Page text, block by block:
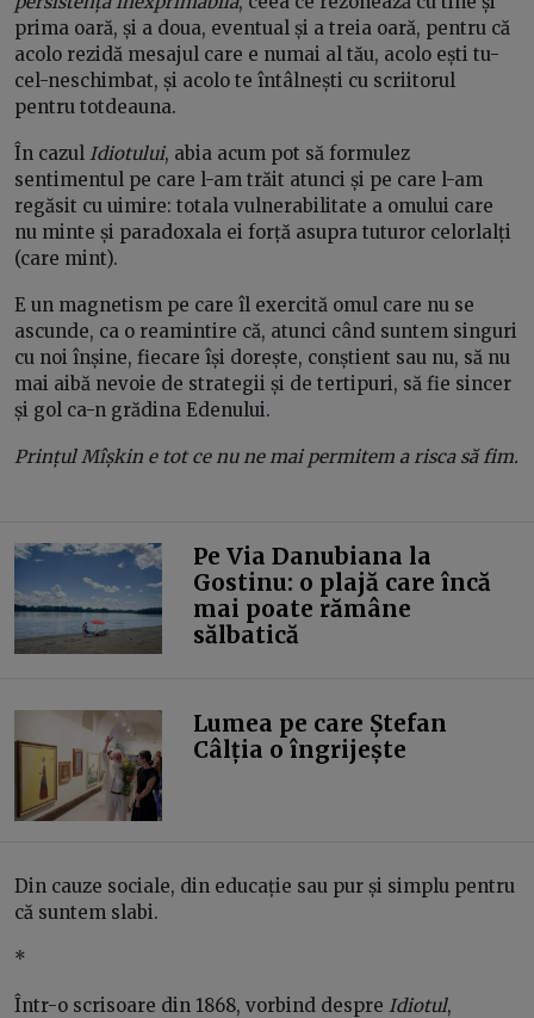
prima oară, și a doua, eventual și a treia oară, pentru că
acolo rezidă mesajul care e numai al tău, acolo ești tu-
cel-neschimbat, și acolo te întâlnești cu scriitorul
pentru totdeauna.
În cazul Idiotului, abia acum pot să formulez
sentimentul pe care l-am trăit atunci și pe care l-am
regăsit cu uimire: totala vulnerabilitate a omului care
nu minte și paradoxala ei forță asupra tuturor celorlalți
(care mint).
E un magnetism pe care îl exercită omul care nu se
ascunde, ca o reamintire că, atunci când suntem singuri
cu noi înșine, fiecare își dorește, conștient sau nu, să nu
mai aibă nevoie de strategii și de tertipuri, să fie sincer
și gol ca-n grădina Edenului.
Prințul Mîșkin e tot ce nu ne mai permitem a risca să fim.
Pe Via Danubiana la
Gostinu: o plajă care încă
mai poate rămâne
sălbatică
Lumea pe care Ștefan
Câlția o îngrijește
Din cauze sociale, din educație sau pur și simplu pentru
că suntem slabi.
*
Într-o scrisoare din 1868, vorbind despre Idiotul,